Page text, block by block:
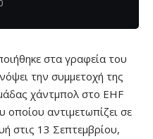
στα γραφεία του
την συμμετοχή της
χάντμπολ στο EHF
οποίου αντιμετωπίζει σε
στις 13 Σεπτεμβρίου,